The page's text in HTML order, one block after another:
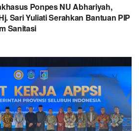
Ponpes NU Abhariyah,
Sari Yuliati Serahkan Bantuan PIP
Sanitasi